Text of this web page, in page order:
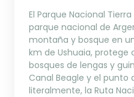
El Parque Nacional
parque nacional de
montaña y bosque en
km de Ushuaia, protege
bosques de lengas y
Canal Beagle y el punto
literalmente, la Ruta